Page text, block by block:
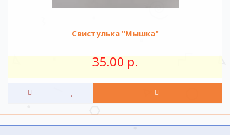
Свистулька "Мышка"
35.00 р.